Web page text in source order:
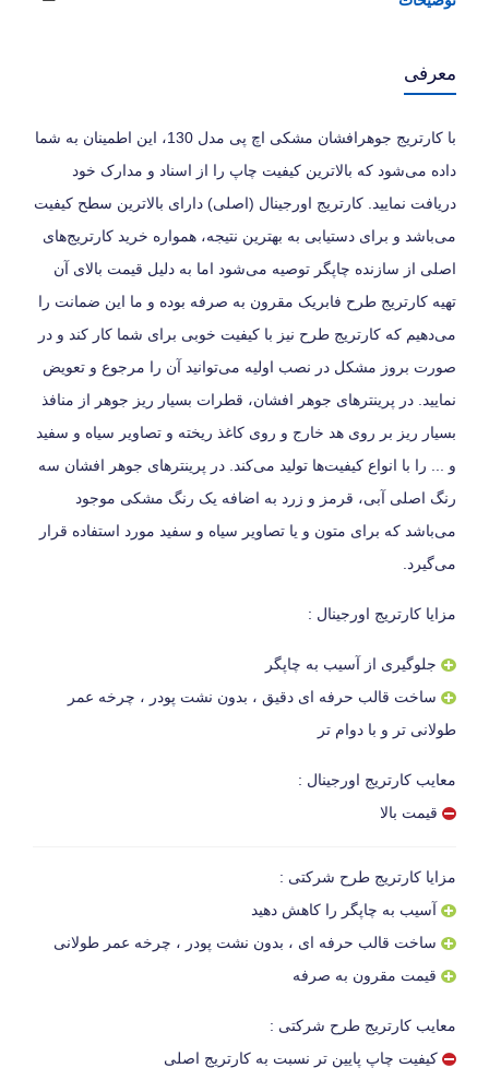
معرفی
با کارتریج جوهرافشان مشکی اچ پی مدل 130، این اطمینان به شما
داده می‌شود که بالاترین کیفیت چاپ را از اسناد و مدارک خود
دریافت نمایید. کارتریج اورجینال (اصلی) دارای بالاترین سطح کیفیت
می‌باشد و برای دستیابی به بهترین نتیجه، همواره خرید کارتریج‌های
اصلی از سازنده چاپگر توصیه می‌شود اما به دلیل قیمت بالای آن
تهیه کارتریج طرح فابریک مقرون به صرفه بوده و ما این ضمانت را
می‌دهیم که کارتریج طرح نیز با کیفیت خوبی برای شما کار کند و در
صورت بروز مشکل در نصب اولیه می‌توانید آن را مرجوع و تعویض
نمایید. در پرینترهای جوهر افشان، قطرات بسیار ریز جوهر از منافذ
بسیار ریز بر روی هد خارج و روی کاغذ ریخته و تصاویر سیاه و سفید
و ... را با انواع کیفیت‌ها تولید می‌کند. در پرینترهای جوهر افشان سه
رنگ اصلی آبی، قرمز و زرد به اضافه یک رنگ مشکی موجود
می‌باشد که برای متون و یا تصاویر سیاه و سفید مورد استفاده قرار
می‌گیرد.
مزایا کارتریج اورجینال :
جلوگیری از آسیب به چاپگر
ساخت قالب حرفه ای دقیق ، بدون نشت پودر ، چرخه عمر
طولانی تر و با دوام تر
معایب کارتریج اورجینال :
قیمت بالا
مزایا کارتریج طرح شرکتی :
آسیب به چاپگر را کاهش دهید
ساخت قالب حرفه ای ، بدون نشت پودر ، چرخه عمر طولانی
قیمت مقرون به صرفه
معایب کارتریج طرح شرکتی :
کیفیت چاپ پایین تر نسبت به کارتریج اصلی